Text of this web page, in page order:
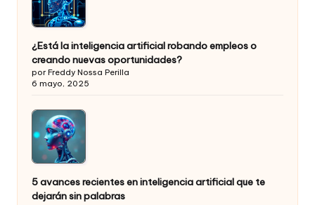
¿Está la inteligencia artificial robando empleos o
creando nuevas oportunidades?
por Freddy Nossa Perilla
6 mayo, 2025
5 avances recientes en inteligencia artificial que te
dejarán sin palabras